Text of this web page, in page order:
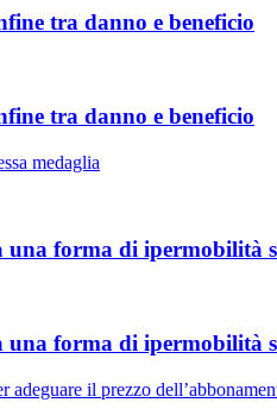
tra danno e beneficio
tra danno e beneficio
medaglia
una forma di ipermobilità
una forma di ipermobilità
adeguare il prezzo